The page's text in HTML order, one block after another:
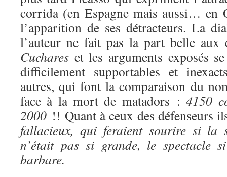
corrida (en Espagne mais aussi… en
l’apparition de ses détracteurs. La
l’auteur ne fait pas la part belle aux
Cuchares et les arguments exposés
difficilement supportables et
autres, qui font la comparaison du
face à la mort de matadors :4150
2000 !! Quant à ceux des défenseurs
fallacieux, qui feraient sourire si la
n’était pas si grande, le spectacle
barbare.